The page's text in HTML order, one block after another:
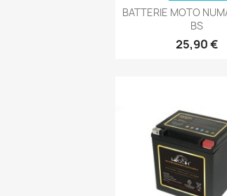
Aperçu
BATTERIE MOTO
BS
25,90 €